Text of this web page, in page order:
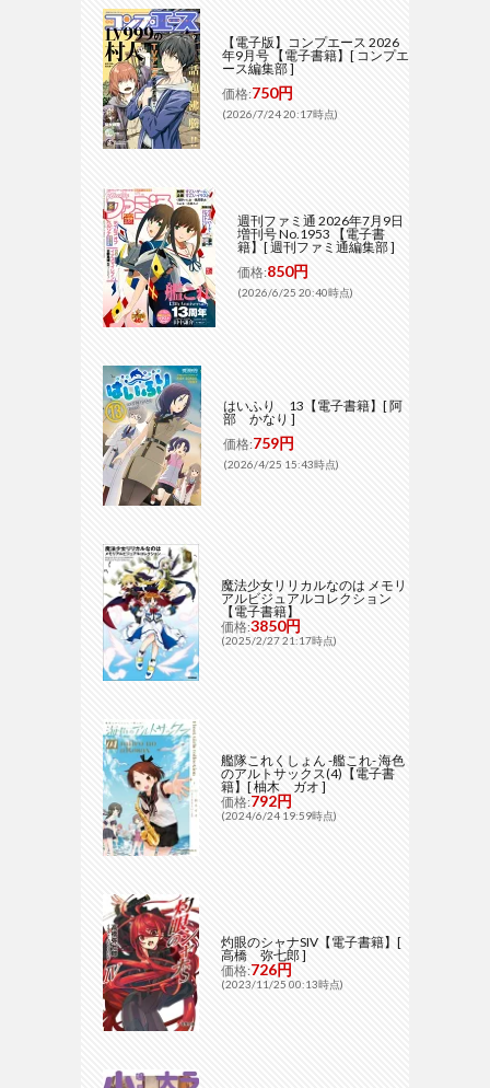
【電子版】コンプエース 2026
年9月号 【電子書籍】[ コンプエ
ース編集部 ]
価格:750円
(2026/7/24 20:17時点)
週刊ファミ通 2026年7月9日
増刊号 No.1953 【電子書
籍】[ 週刊ファミ通編集部 ]
価格:850円
(2026/6/25 20:40時点)
はいふり 13【電子書籍】[ 阿
部 かなり ]
価格:759円
(2026/4/25 15:43時点)
魔法少女リリカルなのは メモリ
アルビジュアルコレクション
【電子書籍】
価格:3850円
(2025/2/27 21:17時点)
艦隊これくしょん -艦これ- 海色
のアルトサックス(4)【電子書
籍】[ 柚木 ガオ ]
価格:792円
(2024/6/24 19:59時点)
灼眼のシャナSIV【電子書籍】[
高橋 弥七郎 ]
価格:726円
(2023/11/25 00:13時点)